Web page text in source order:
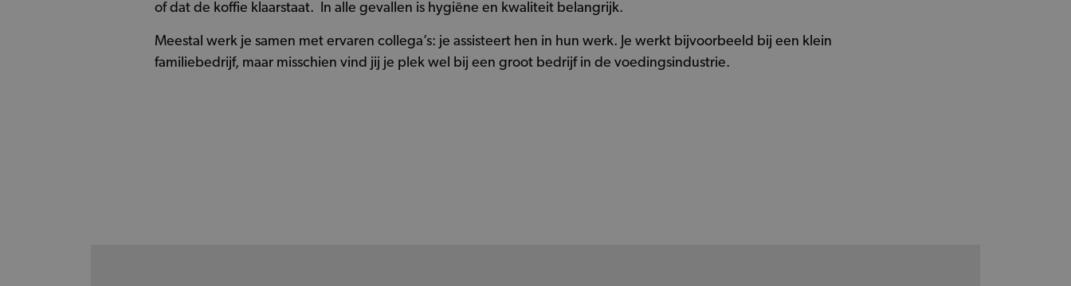
of dat de koffie klaarstaat. In alle gevallen is hygiëne en kwaliteit belangrijk.
Meestal werk je samen met ervaren collega’s: je assisteert hen in hun werk. Je werkt bijvoorbeeld bij een klein
familiebedrijf, maar misschien vind jij je plek wel bij een groot bedrijf in de voedingsindustrie.